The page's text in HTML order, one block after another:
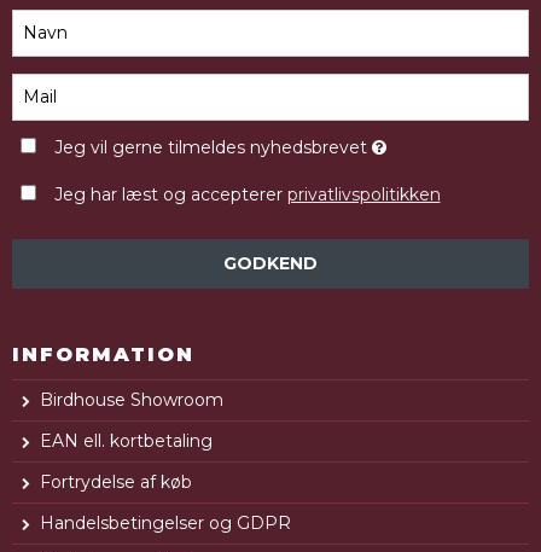
Jeg vil gerne tilmeldes nyhedsbrevet
Jeg har læst og accepterer privatlivspolitikken
GODKEND
INFORMATION
Birdhouse Showroom
EAN ell. kortbetaling
Fortrydelse af køb
Handelsbetingelser og GDPR